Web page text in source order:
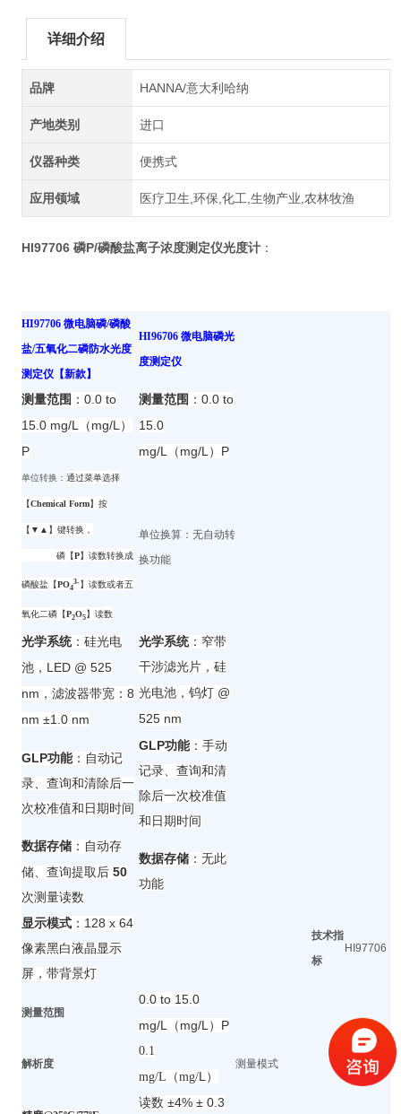
详细介绍
品牌 HANNA/意大利哈纳
产地类别 进口
仪器种类 便携式
应用领域 医疗卫生,环保,化工,生物产业,农林牧渔
HI97706 磷P/磷酸盐离子浓度测定仪光度计：
HI97706 微电脑磷/磷酸
盐/五氧化二磷防水光度
测定仪【新款】
HI96706 微电脑磷光
度测定仪
测量范围 ： 0.0 to
15.0 mg/L（mg/L）
P
测量范围 ： 0.0 to
15.0
mg/L（mg/L）P
单位转换： 通过菜单选择
【Chemical Form】按
【▼▲】键转换，
磷【P】读数转换成
磷酸盐【PO4
3-】读数或者五
氧化二磷【P2O5】读数
单位换算：无自动转
换功能
光学系统： 硅光电
池，LED @ 525
nm，滤波器带宽： 8
nm ±1.0 nm
光学系统： 窄带
干涉滤光片， 硅
光电池，钨灯 @
525 nm
GLP功能：自动记
录、查询和清除后一
次校准值和日期时间
GLP功能：手动
记录、查询和清
除后一次校准值
和日期时间
数据存储：自动存
储、查询提取后 50
次测量读数
数据存储：无此
功能
显示模式：128 x 64
像素黑白液晶显示
屏，带背景灯
测量模式
技术指
标
HI97706
测量范围
0.0 to 15.0
mg/L（mg/L）P
解析度
0.1
mg/L（mg/L）
读数 ±4% ± 0.3